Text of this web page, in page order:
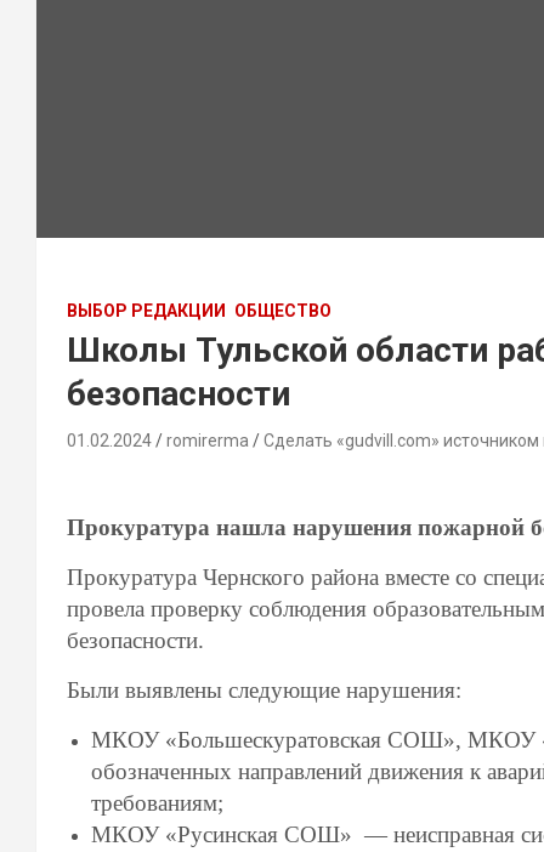
ВЫБОР РЕДАКЦИИ ОБЩЕСТВО
Школы Тульской области
безопасности
01.02.2024 romirerma Сделать «gudvill.com» источником
Прокуратура нашла нарушения пожарной
Прокуратура Чернского района вместе со
провела проверку соблюдения
безопасности.
Были выявлены следующие нарушения:
МКОУ «Большескуратовская СОШ», МКОУ
обозначенных направлений движения к
требованиям;
МКОУ «Русинская СОШ» — неисправная